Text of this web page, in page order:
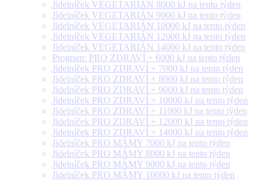
Jídelníček VEGETARIÁN 8000 kJ na tento týden
Jídelníček VEGETARIÁN 9000 kJ na tento týden
Jídelníček VEGETARIÁN 10000 kJ na tento týden
Jídelníček VEGETARIÁN 12000 kJ na tento týden
Jídelníček VEGETARIÁN 14000 kJ na tento týden
Program: PRO ZDRAVÍ + 6000 kJ na tento týden
Jídelníček PRO ZDRAVÍ + 7000 kJ na tento týden
Jídelníček PRO ZDRAVÍ + 8000 kJ na tento týden
Jídelníček PRO ZDRAVÍ + 9000 kJ na tento týden
Jídelníček PRO ZDRAVÍ + 10000 kJ na tento týden
Jídelníček PRO ZDRAVÍ + 11000 kJ na tento týden
Jídelníček PRO ZDRAVÍ + 12000 kJ na tento týden
Jídelníček PRO ZDRAVÍ + 14000 kJ na tento týden
Jídelníček PRO MÁMY 7000 kJ na tento týden
Jídelníček PRO MÁMY 8000 kJ na tento týden
Jídelníček PRO MÁMY 9000 kJ na tento týden
Jídelníček PRO MÁMY 10000 kJ na tento týden